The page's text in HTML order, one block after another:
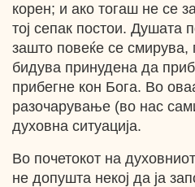
корен; и ако тогаш не се
тој сепак постои. Душата
зашто повеќе се смирува,
бидува принудена да
прибегне кон Бога. Во
разочарување (во нас
духовна ситуација.
Во почетокот на
не допушта некој да ја